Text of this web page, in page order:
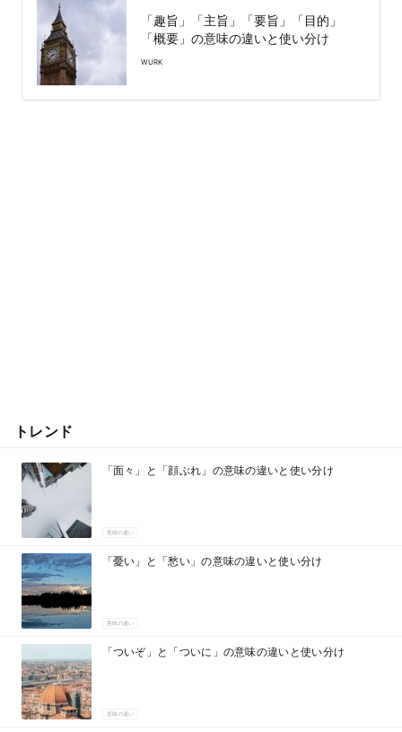
「趣旨」「主旨」「要旨」「目的」
「概要」の意味の違いと使い分け
WURK
トレンド
「面々」と「顔ぶれ」の意味の違いと使い分け
意味の違い
「憂い」と「愁い」の意味の違いと使い分け
意味の違い
「ついぞ」と「ついに」の意味の違いと使い分け
意味の違い